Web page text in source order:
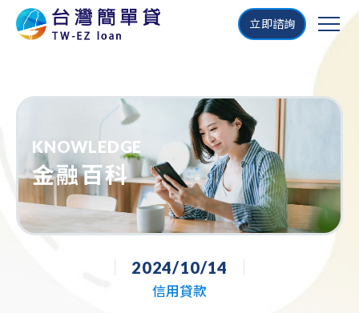
立即諮詢
KNOWLEDGE
金融百科
2024/10/14
信用貸款